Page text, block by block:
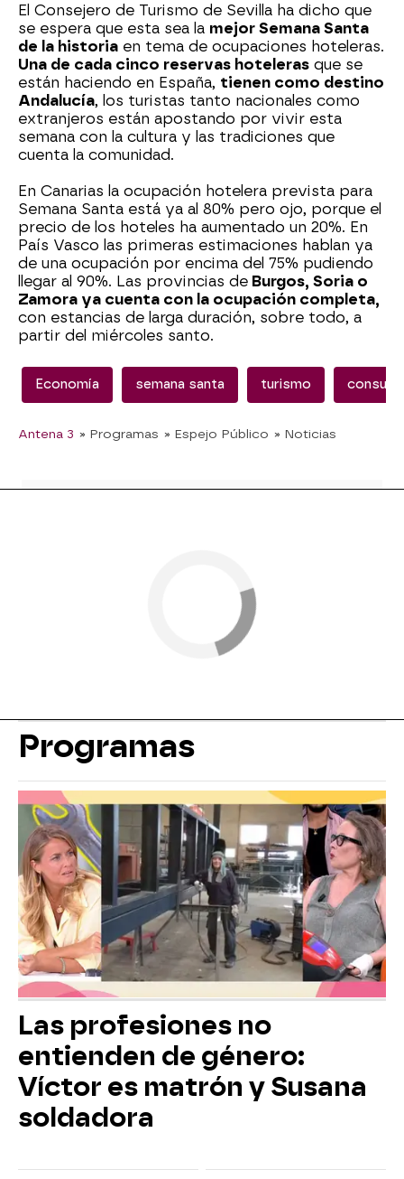
El Consejero de Turismo de Sevilla ha dicho que
se espera que esta sea la mejor Semana Santa
de la historia en tema de ocupaciones hoteleras.
Una de cada cinco reservas hoteleras que se
están haciendo en España, tienen como destino
Andalucía, los turistas tanto nacionales como
extranjeros están apostando por vivir esta
semana con la cultura y las tradiciones que
cuenta la comunidad.
En Canarias la ocupación hotelera prevista para
Semana Santa está ya al 80% pero ojo, porque el
precio de los hoteles ha aumentado un 20%. En
País Vasco las primeras estimaciones hablan ya
de una ocupación por encima del 75% pudiendo
llegar al 90%. Las provincias de Burgos, Soria o
Zamora ya cuenta con la ocupación completa,
con estancias de larga duración, sobre todo, a
partir del miércoles santo.
Economía semana santa turismo
Antena 3 » Programas » Espejo Público » Noticias
Programas
Las profesiones no
entienden de género:
Víctor es matrón y Susana
soldadora